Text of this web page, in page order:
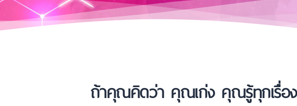
ถ้าคุณคิดว่า คุณเก่ง คุณรู้ทุกเรื่อ